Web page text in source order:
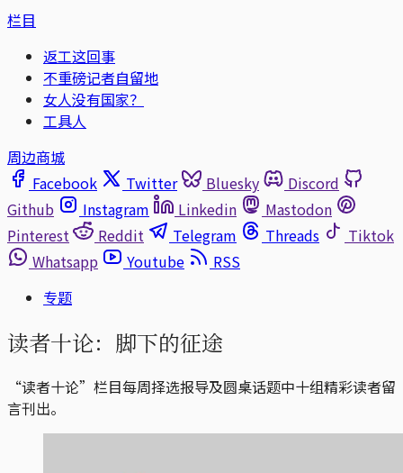
栏目
返工这回事
不重磅记者自留地
女人没有国家？
工具人
周边商城
Facebook
Twitter Bluesky
Discord
Github
Instagram Linkedin
Mastodon
Pinterest
Reddit Telegram Threads
Tiktok
Whatsapp
Youtube
RSS
专题
读者十论：脚下的征途
“读者十论”栏目每周择选报导及圆桌话题中十组精彩读者留
言刊出。